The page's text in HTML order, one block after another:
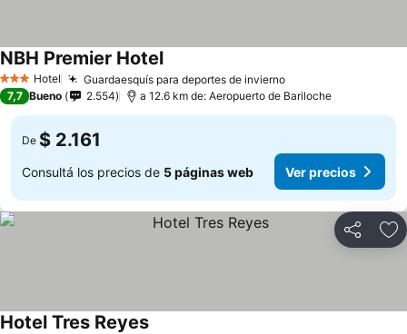
3 Estrellas
Hotel Guardaesquís para deportes de invierno
NBH Premier Hotel
7,7 Bueno 2.554 a 12.6 km de: Aeropuerto de Bariloche
De $ 2.161
Consultá los precios de 5 páginas web Ver precios
Compartir
Hotel Tres Reyes